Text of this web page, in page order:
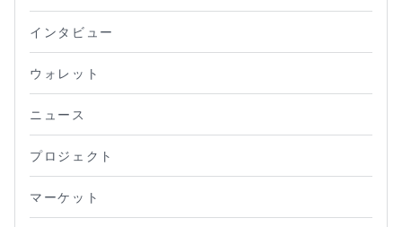
インタビュー
ウォレット
ニュース
プロジェクト
マーケット